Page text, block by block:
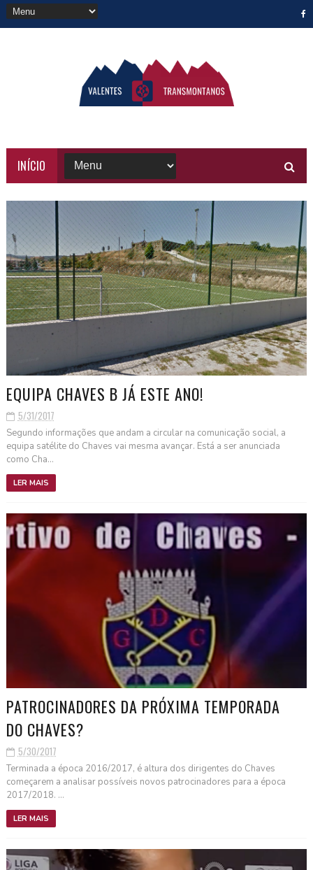
INÍCIO
EQUIPA CHAVES B JÁ ESTE ANO!
5/31/2017
Segundo informações que andam a circular na comunicação social, a
equipa satélite do Chaves vai mesma avançar. Está a ser anunciada
como Cha...
LER MAIS
PATROCINADORES DA PRÓXIMA TEMPORADA
DO CHAVES?
5/30/2017
Terminada a época 2016/2017, é altura dos dirigentes do Chaves
começarem a analisar possíveis novos patrocinadores para a época
2017/2018. ...
LER MAIS